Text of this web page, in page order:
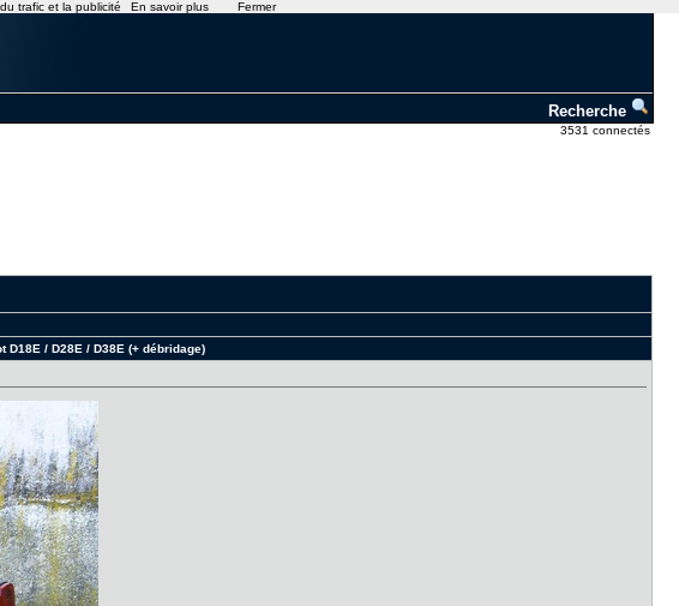
Recherche
3531 connectés
D18E / D28E / D38E (+ débridage)
trafic et la publicité En savoir plus Fermer